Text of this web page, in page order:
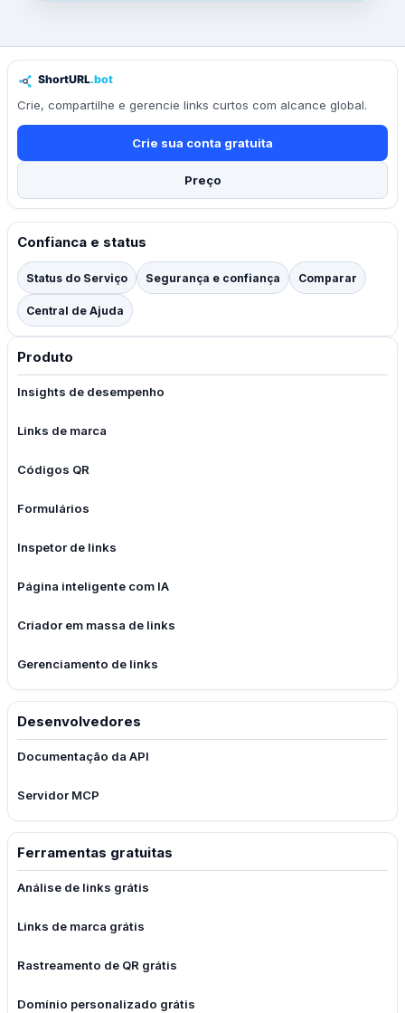
Crie, compartilhe e gerencie links curtos com alcance global.
Crie sua conta gratuita
Preço
Confianca e status
Status do Serviço Segurança e confiança Comparar
Central de Ajuda
Produto
Insights de desempenho
Links de marca
Códigos QR
Formulários
Inspetor de links
Página inteligente com IA
Criador em massa de links
Gerenciamento de links
Desenvolvedores
Documentação da API
Servidor MCP
Ferramentas gratuitas
Análise de links grátis
Links de marca grátis
Rastreamento de QR grátis
Domínio personalizado grátis